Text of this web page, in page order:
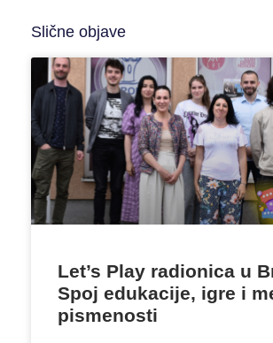
Slične objave
Let’s Play radionica u
Spoj edukacije, igre i
pismenosti